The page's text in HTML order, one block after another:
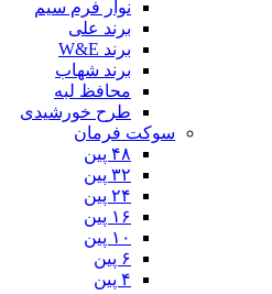
نوار فرم سیم
برند علی
برند W&E
برند شهاب
محافظ لبه
طرح خورشیدی
سوکت فرمان
۴۸ پین
۳۲ پین
۲۴ پین
۱۶ پین
۱۰ پین
۶ پین
۴ پین